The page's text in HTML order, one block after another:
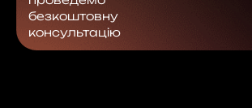
безкоштовну
консультацію